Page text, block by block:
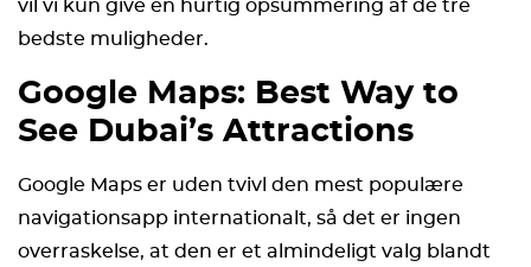
vil vi kun give en hurtig opsummering af de tre
bedste muligheder.
Google Maps: Best Way to
See Dubai’s Attractions
Google Maps er uden tvivl den mest populære
navigationsapp internationalt, så det er ingen
overraskelse, at den er et almindeligt valg blandt